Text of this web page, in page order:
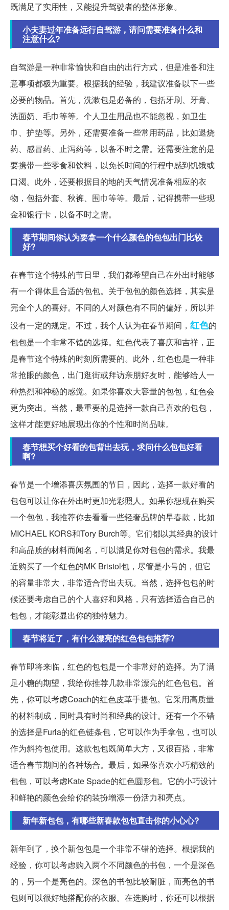
既满足了实用性，又能提升驾驶者的整体形象。
小夫妻过年准备远行自驾游，请问需要准备什么和
注意什么?
自驾游是一种非常愉快和自由的出行方式，但是准备和注
意事项都极为重要。根据我的经验，我建议准备以下一些
必要的物品。首先，洗漱包是必备的，包括牙刷、牙膏、
洗面奶、毛巾等等。个人卫生用品也不能忽视，如卫生
巾、护垫等。另外，还需要准备一些常用药品，比如退烧
药、感冒药、止泻药等，以备不时之需。还需要注意的是
要携带一些零食和饮料，以免长时间的行程中感到饥饿或
口渴。此外，还要根据目的地的天气情况准备相应的衣
物，包括外套、秋裤、围巾等等。最后，记得携带一些现
金和银行卡，以备不时之需。
春节期间你认为要拿一个什么颜色的包包出门比较
好?
在春节这个特殊的节日里，我们都希望自己在外出时能够
有一个得体且合适的包包。关于包包的颜色选择，其实是
完全个人的喜好。不同的人对颜色有不同的偏好，所以并
没有一定的规定。不过，我个人认为在春节期间， 红色的
包包是一个非常不错的选择。红色代表了喜庆和吉祥，正
是春节这个特殊的时刻所需要的。此外，红色也是一种非
常抢眼的颜色，出门逛街或拜访亲朋好友时，能够给人一
种热烈和神秘的感觉。如果你喜欢大容量的包包，红色会
更为突出。当然，最重要的是选择一款自己喜欢的包包，
这样才能更好地展现出你的个性和时尚品味。
春节想买个好看的包背出去玩，求问什么包包好看
啊?
春节是一个增添喜庆氛围的节日，因此，选择一款好看的
包包可以让你在外出时更加光彩照人。如果你想现在购买
一个包包，我推荐你去看看一些轻奢品牌的早春款，比如
MICHAEL KORS和Tory Burch等。它们都以其经典的设计
和高品质的材料而闻名，可以满足你对包包的需求。我最
近购买了一个红色的MK Bristol包，尽管是小号的，但它
的容量非常大，非常适合背出去玩。当然，选择包包的时
候还要考虑自己的个人喜好和风格，只有选择适合自己的
包包，才能彰显出你的独特魅力。
春节将近了，有什么漂亮的红色包包推荐?
春节即将来临，红色的包包是一个非常好的选择。为了满
足小糖的期望，我给你推荐几款非常漂亮的红色包包。首
先，你可以考虑Coach的红色皮革手提包。它采用高质量
的材料制成，同时具有时尚和经典的设计。还有一个不错
的选择是Furla的红色链条包，它可以作为手拿包，也可以
作为斜挎包使用。这款包包既简单大方，又很百搭，非常
适合春节期间的各种场合。最后，如果你喜欢小巧精致的
包包，可以考虑Kate Spade的红色圆形包。它的小巧设计
和鲜艳的颜色会给你的装扮增添一份活力和亮点。
新年新包包，有哪些新春款包包直击你的小心心?
新年到了，换个新包包是一个非常不错的选择。根据我的
经验，你可以考虑购入两个不同颜色的书包，一个是深色
的，另一个是亮色的。深色的书包比较耐脏，而亮色的书
包则可以很好地搭配你的衣服。在选购时，你还可以根据